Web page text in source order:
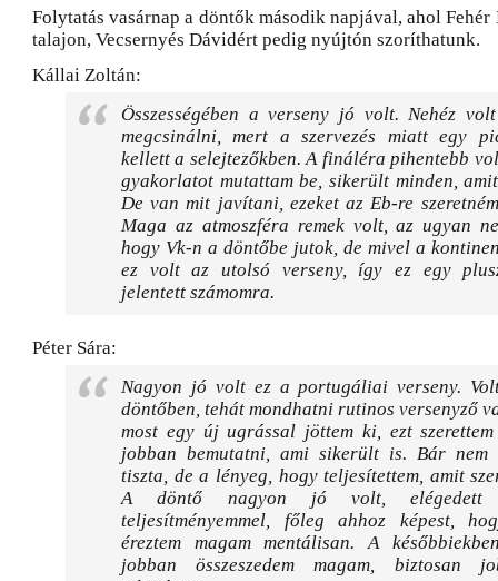
Folytatás vasárnap a döntők második napjával, ahol Fehér
talajon, Vecsernyés Dávidért pedig nyújtón szoríthatunk.
Kállai Zoltán:
Összességében a verseny jó volt. Nehéz
megcsinálni, mert a szervezés miatt egy
kellett a selejtezőkben. A fináléra pihentebb
gyakorlatot mutattam be, sikerült minden,
De van mit javítani, ezeket az Eb-re
Maga az atmoszféra remek volt, az ugyan
hogy Vk-n a döntőbe jutok, de mivel a
ez volt az utolsó verseny, így ez egy
jelentett számomra.
Péter Sára:
Nagyon jó volt ez a portugáliai verseny.
döntőben, tehát mondhatni rutinos versenyző
most egy új ugrással jöttem ki, ezt
jobban bemutatni, ami sikerült is. Bár nem
tiszta, de a lényeg, hogy teljesítettem, amit
A döntő nagyon jó volt, elégedett
teljesítményemmel, főleg ahhoz képest,
éreztem magam mentálisan. A
jobban összeszedem magam, biztosan